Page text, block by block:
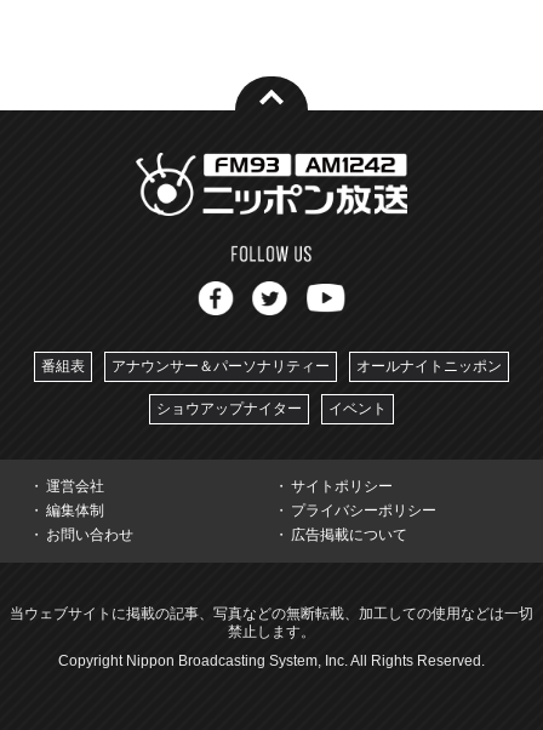
番組表 アナウンサー＆パーソナリティー オールナイトニッポン
ショウアップナイター イベント
運営会社
サイトポリシー
編集体制
プライバシーポリシー
お問い合わせ
広告掲載について
当ウェブサイトに掲載の記事、写真などの無断転載、加工しての使用などは一切
禁止します。
Copyright Nippon Broadcasting System, Inc. All Rights Reserved.